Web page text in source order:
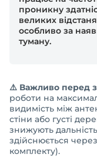
проникну
великих
особливо за
туману.
⚠️ Важливо перед
роботи на
видимість між
стіни або густі
знижують
здійснюється
комплекту).